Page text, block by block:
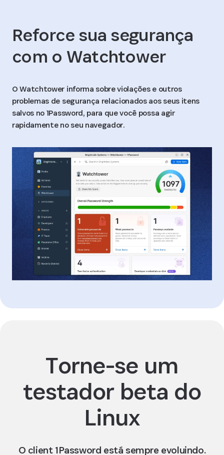
Reforce sua segurança
com o Watchtower
O Watchtower informa sobre violações e outros
problemas de segurança relacionados aos seus itens
salvos no 1Password, para que você possa agir
rapidamente no seu navegador.
Torne-se um
testador beta do
Linux
O client 1Password está sempre evoluindo.